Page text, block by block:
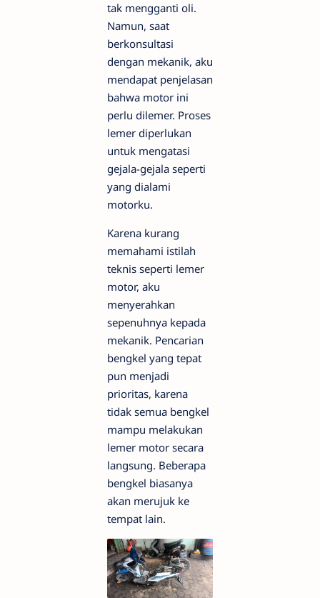
tak mengganti oli.
Namun, saat
berkonsultasi
dengan mekanik, aku
mendapat penjelasan
bahwa motor ini
perlu dilemer. Proses
lemer diperlukan
untuk mengatasi
gejala-gejala seperti
yang dialami
motorku.
Karena kurang
memahami istilah
teknis seperti lemer
motor, aku
menyerahkan
sepenuhnya kepada
mekanik. Pencarian
bengkel yang tepat
pun menjadi
prioritas, karena
tidak semua bengkel
mampu melakukan
lemer motor secara
langsung. Beberapa
bengkel biasanya
akan merujuk ke
tempat lain.